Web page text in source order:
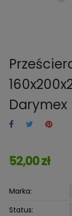
Darymex
52,00 zł
Marka:
Status: